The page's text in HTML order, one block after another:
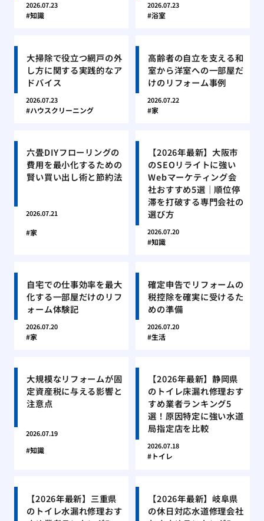
2026.07.23
知識
2026.07.23
浴室
大掃除で役立つ網戸の外
し方に関する実践的なア
ドバイス
2026.07.23
ハウスクリーニング
高齢者の自立を支える和
室から洋室への一部屋だ
けのリフォーム事例
2026.07.22
家
六畳DIYフローリングの
費用を最小化するための
賢い買い出し術と節約法
2026.07.21
家
【2026年最新】大阪市
のSEOリライトに強い
Webマーケティング会
社おすすめ5選｜順位停
滞を打破する専門会社の
選び方
2026.07.20
知識
自宅での仕事効率を最大
化する一部屋だけのリフ
ォーム体験記
2026.07.20
家
確定申告でリフォームの
税控除を確実に受けるた
めの準備
2026.07.20
生活
大規模なリフォームが固
定資産税に与える影響と
注意点
2026.07.19
知識
【2026年最新】静岡県
のトイレ床漏れ修理おす
すめ業者ランキング5
選！原因特定に強い水道
局指定店を比較
2026.07.18
トイレ
【2026年最新】三重県
のトイレ水漏れ修理おす
【2026年最新】岐阜県
の休日対応水道修理会社